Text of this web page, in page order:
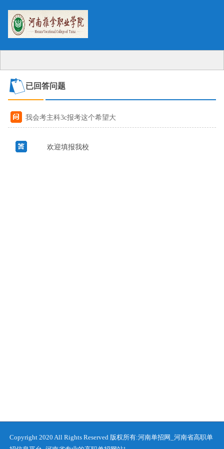
已回答问题
我会考主科3c报考这个希望大
欢迎填报我校
Copyright 2020 All Rights Reserved 版权所有:河南单招网_河南省高职单